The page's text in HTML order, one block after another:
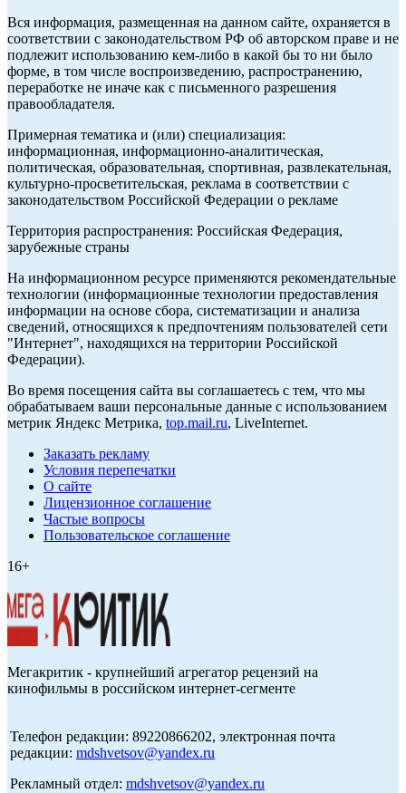
Вся информация, размещенная на данном сайте, охраняется в
соответствии с законодательством РФ об авторском праве и не
подлежит использованию кем-либо в какой бы то ни было
форме, в том числе воспроизведению, распространению,
переработке не иначе как с письменного разрешения
правообладателя.
Примерная тематика и (или) специализация:
информационная, информационно-аналитическая,
политическая, образовательная, спортивная, развлекательная,
культурно-просветительская, реклама в соответствии с
законодательством Российской Федерации о рекламе
Территория распространения: Российская Федерация,
зарубежные страны
На информационном ресурсе применяются рекомендательные
технологии (информационные технологии предоставления
информации на основе сбора, систематизации и анализа
сведений, относящихся к предпочтениям пользователей сети
"Интернет", находящихся на территории Российской
Федерации).
Во время посещения сайта вы соглашаетесь с тем, что мы
обрабатываем ваши персональные данные с использованием
метрик Яндекс Метрика, top.mail.ru, LiveInternet.
Заказать рекламу
Условия перепечатки
О сайте
Лицензионное соглашение
Частые вопросы
Пользовательское соглашение
16+
Мегакритик - крупнейший агрегатор рецензий на
кинофильмы в российском интернет-сегменте
Телефон редакции: 89220866202, электронная почта
редакции: mdshvetsov@yandex.ru
Рекламный отдел: mdshvetsov@yandex.ru